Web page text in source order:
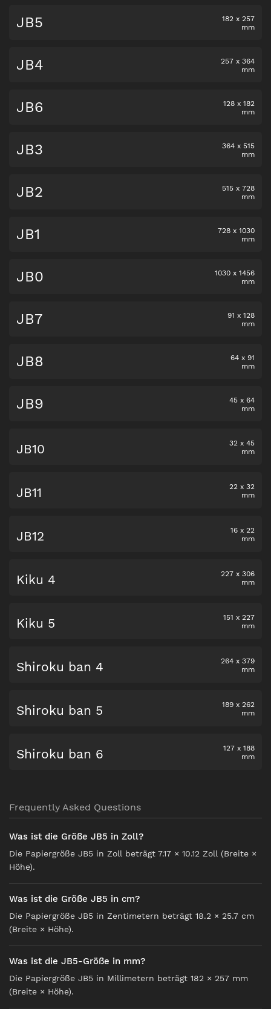
JB5 182 x 257
mm
JB4 257 x 364
mm
JB6 128 x 182
mm
JB3 364 x 515
mm
JB2 515 x 728
mm
JB1 728 x 1030
mm
JB0 1030 x 1456
mm
JB7 91 x 128
mm
JB8 64 x 91
mm
JB9 45 x 64
mm
JB10 32 x 45
mm
JB11 22 x 32
mm
JB12 16 x 22
mm
Kiku 4 227 x 306
mm
Kiku 5 151 x 227
mm
Shiroku ban 4 264 x 379
mm
Shiroku ban 5 189 x 262
mm
Shiroku ban 6 127 x 188
mm
Frequently Asked Questions
Was ist die Größe JB5 in Zoll?
Die Papiergröße JB5 in Zoll beträgt 7.17 × 10.12 Zoll (Breite ×
Höhe).
Was ist die Größe JB5 in cm?
Die Papiergröße JB5 in Zentimetern beträgt 18.2 × 25.7 cm
(Breite × Höhe).
Was ist die JB5-Größe in mm?
Die Papiergröße JB5 in Millimetern beträgt 182 × 257 mm
(Breite × Höhe).